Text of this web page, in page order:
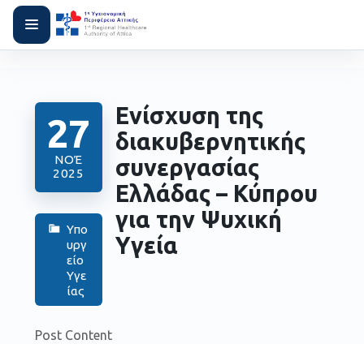
27
ΝΟΈ
2025
Υπο
υργ
είο
Υγε
ίας
Ενίσχυση της
διακυβερνητικής
συνεργασίας
Ελλάδας – Κύπρου
για την Ψυχική
Υγεία
Post Content